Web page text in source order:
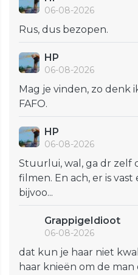
06-08-2026
Rus, dus bezopen.
HP
06-08-2026
Mag je vinden, zo denk
FAFO.
HP
06-08-2026
Stuurlui, wal, ga dr zelf
filmen. En ach, er is
bijvoo...
GrappigeIdioot
06-08-2026
dat kun je haar niet
haar knieën om de